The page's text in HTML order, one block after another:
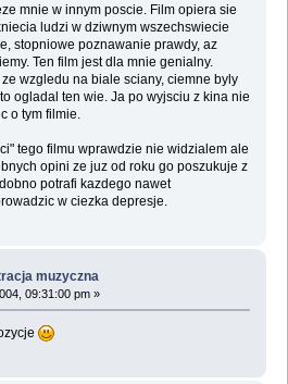
mnie w innym poscie. Film opiera sie
ludzi w dziwnym wszechswiecie
stopniowe poznawanie prawdy, az
Ten film jest dla mnie genialny.
wzgledu na biale sciany, ciemne byly
ogladal ten wie. Ja po wyjsciu z kina nie
o tym filmie.
tego filmu wprawdzie nie widzialem ale
opini ze juz od roku go poszukuje z
potrafi kazdego nawet
w ciezka depresje.
muzyczna
09:31:00 pm »